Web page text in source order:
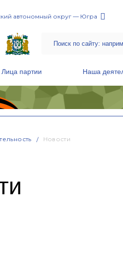
автономный округ — Югра
Лица партии Наша
Новости